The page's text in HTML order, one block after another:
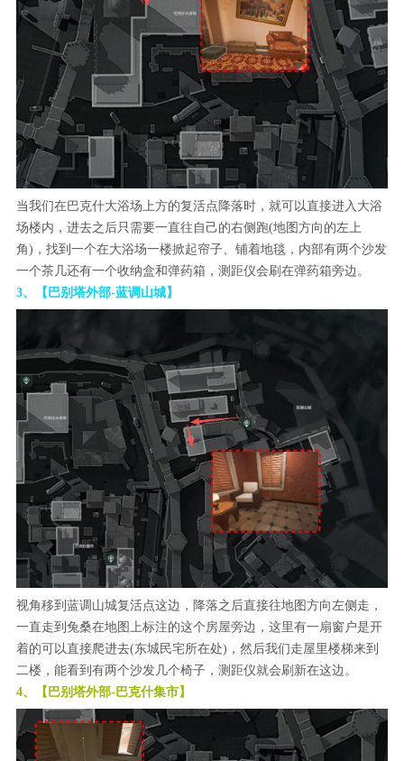
当我们在巴克什大浴场上方的复活点降落时，就可以直接进入大浴
场楼内，进去之后只需要一直往自己的右侧跑(地图方向的左上
角)，找到一个在大浴场一楼掀起帘子、铺着地毯，内部有两个沙发
一个茶几还有一个收纳盒和弹药箱，测距仪会刷在弹药箱旁边。
3、【巴别塔外部-蓝调山城】
视角移到蓝调山城复活点这边，降落之后直接往地图方向左侧走，
一直走到兔桑在地图上标注的这个房屋旁边，这里有一扇窗户是开
着的可以直接爬进去(东城民宅所在处)，然后我们走屋里楼梯来到
二楼，能看到有两个沙发几个椅子，测距仪就会刷新在这边。
4、【巴别塔外部-巴克什集市】